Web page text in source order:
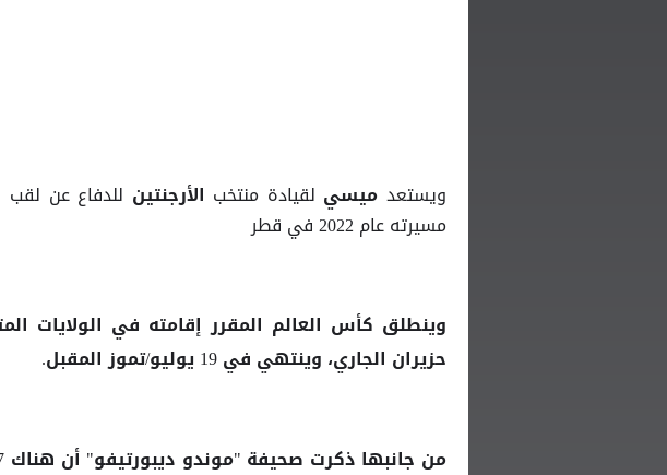
ويستعدميسي لقيادة منتخب الأرجنتين للدفاع عن لقب
مسيرته عام 2022 في قطر
وينطلق كأس العالم المقرر إقامته في الولايات
حزيران الجاري، وينتهي في 19 يوليو/تموز المقبل.